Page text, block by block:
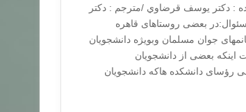
: دكتر يوسف قرضاوي /مترجم : دكتر
بعضی روستاهای قاهره
جوان مسلمان وبویژه دانشجویان
بعضی از دانشجویان
رؤسای دانشکده هاکه دانشجویان